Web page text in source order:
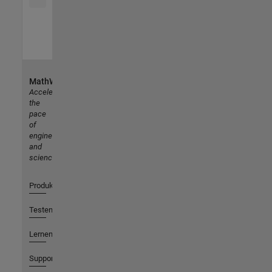
MathWorks
Accelerating
the
pace
of
engineering
and
science
Produkte
Testen oder Kaufen
Lernen
Support